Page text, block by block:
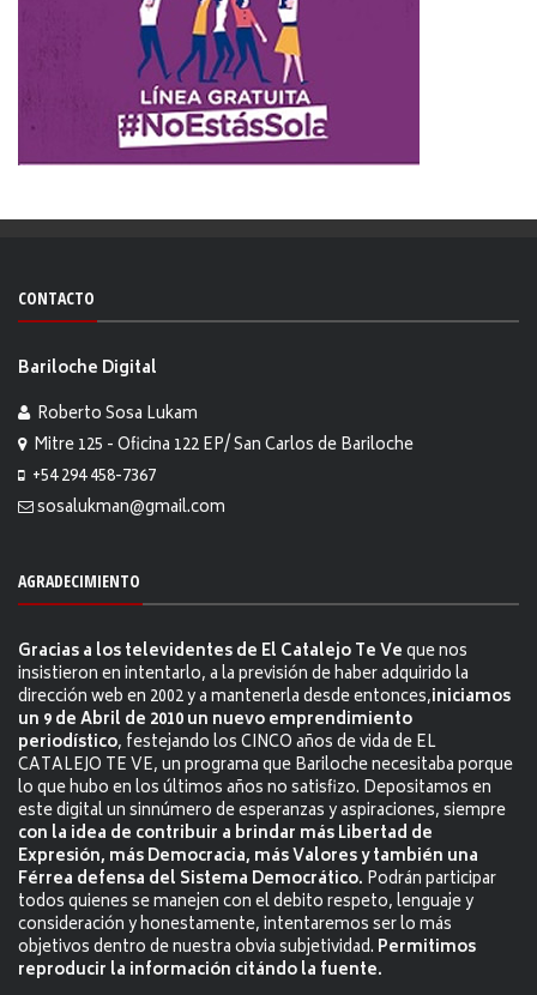
CONTACTO
Bariloche Digital
Roberto Sosa Lukam
Mitre 125 - Oficina 122 EP/ San Carlos de Bariloche
+54 294 458-7367
sosalukman@gmail.com
AGRADECIMIENTO
Gracias a los televidentes de El Catalejo Te Veque nos
insistieron en intentarlo, a la previsión de haber adquirido la
dirección web en 2002 y a mantenerla desde entonces,iniciamos
un 9 de Abril de 2010 un nuevo emprendimiento
periodístico, festejando los CINCO años de vida de EL
CATALEJO TE VE, un programa que Bariloche necesitaba porque
lo que hubo en los últimos años no satisfizo. Depositamos en
este digital un sinnúmero de esperanzas y aspiraciones, siempre
con la idea de contribuir a brindar más Libertad de
Expresión, más Democracia, más Valores y también una
Férrea defensa del Sistema Democrático. Podrán participar
todos quienes se manejen con el debito respeto, lenguaje y
consideración y honestamente, intentaremos ser lo más
objetivos dentro de nuestra obvia subjetividad. Permitimos
reproducir la información citándo la fuente.